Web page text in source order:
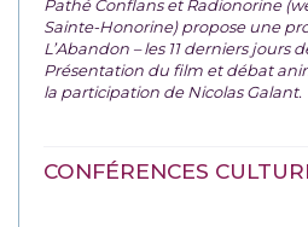
Pathé Conflans et Radionorine
Sainte-Honorine) propose une
L’Abandon – les 11 derniers jours
Présentation du film et débat
la participation de Nicolas Galant.
CONFÉRENCES